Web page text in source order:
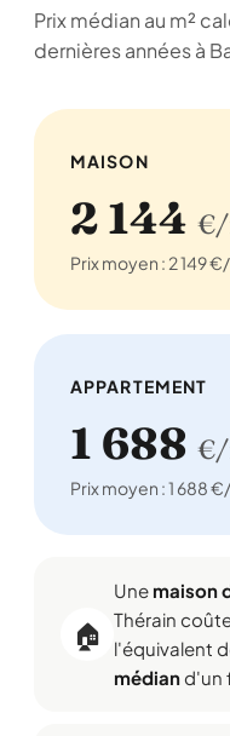
Prix médian au m²
dernières années à
MAISON
2 144 €/
Prix moyen : 2 149
APPARTEMENT
1 688 €/
Prix moyen : 1 688
🏠
Une maison
Thérain
l'équivalent
médiand'un